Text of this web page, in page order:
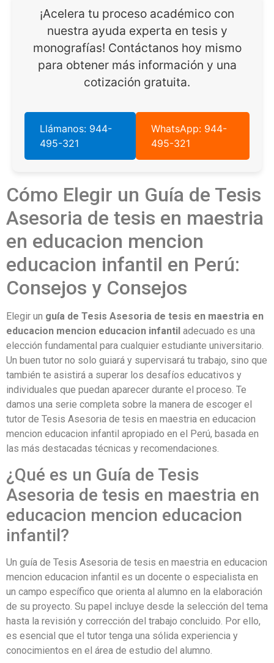
¡Acelera tu proceso académico con
nuestra ayuda experta en tesis y
monografías! Contáctanos hoy mismo
para obtener más información y una
cotización gratuita.
Llámanos: 944-
495-321
WhatsApp: 944-
495-321
Cómo Elegir un Guía de Tesis
Asesoria de tesis en maestria
en educacion mencion
educacion infantil en Perú:
Consejos y Consejos
Elegir un guía de Tesis Asesoria de tesis en maestria en
educacion mencion educacion infantil adecuado es una
elección fundamental para cualquier estudiante universitario.
Un buen tutor no solo guiará y supervisará tu trabajo, sino que
también te asistirá a superar los desafíos educativos y
individuales que puedan aparecer durante el proceso. Te
damos una serie completa sobre la manera de escoger el
tutor de Tesis Asesoria de tesis en maestria en educacion
mencion educacion infantil apropiado en el Perú, basada en
las más destacadas técnicas y recomendaciones.
¿Qué es un Guía de Tesis
Asesoria de tesis en maestria en
educacion mencion educacion
infantil?
Un guía de Tesis Asesoria de tesis en maestria en educacion
mencion educacion infantil es un docente o especialista en
un campo específico que orienta al alumno en la elaboración
de su proyecto. Su papel incluye desde la selección del tema
hasta la revisión y corrección del trabajo concluido. Por ello,
es esencial que el tutor tenga una sólida experiencia y
conocimientos en el área de estudio del alumno.